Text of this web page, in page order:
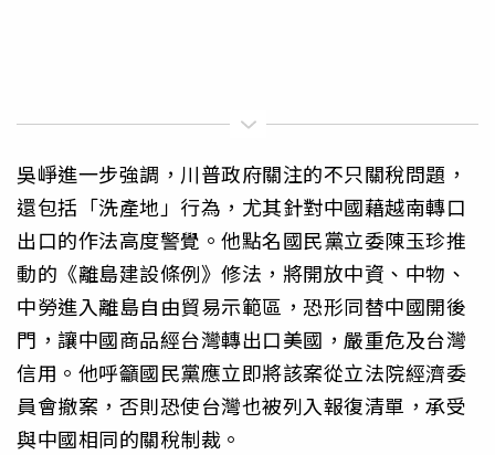
吳崢進一步強調，川普政府關注的不只關稅問題，
還包括「洗產地」行為，尤其針對中國藉越南轉口
出口的作法高度警覺。他點名國民黨立委陳玉珍推
動的《離島建設條例》修法，將開放中資、中物、
中勞進入離島自由貿易示範區，恐形同替中國開後
門，讓中國商品經台灣轉出口美國，嚴重危及台灣
信用。他呼籲國民黨應立即將該案從立法院經濟委
員會撤案，否則恐使台灣也被列入報復清單，承受
與中國相同的關稅制裁。